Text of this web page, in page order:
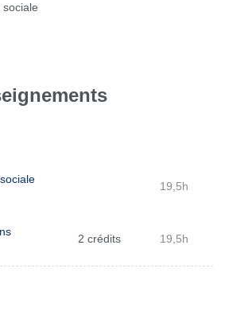
19,5h
2 crédits 19,5h